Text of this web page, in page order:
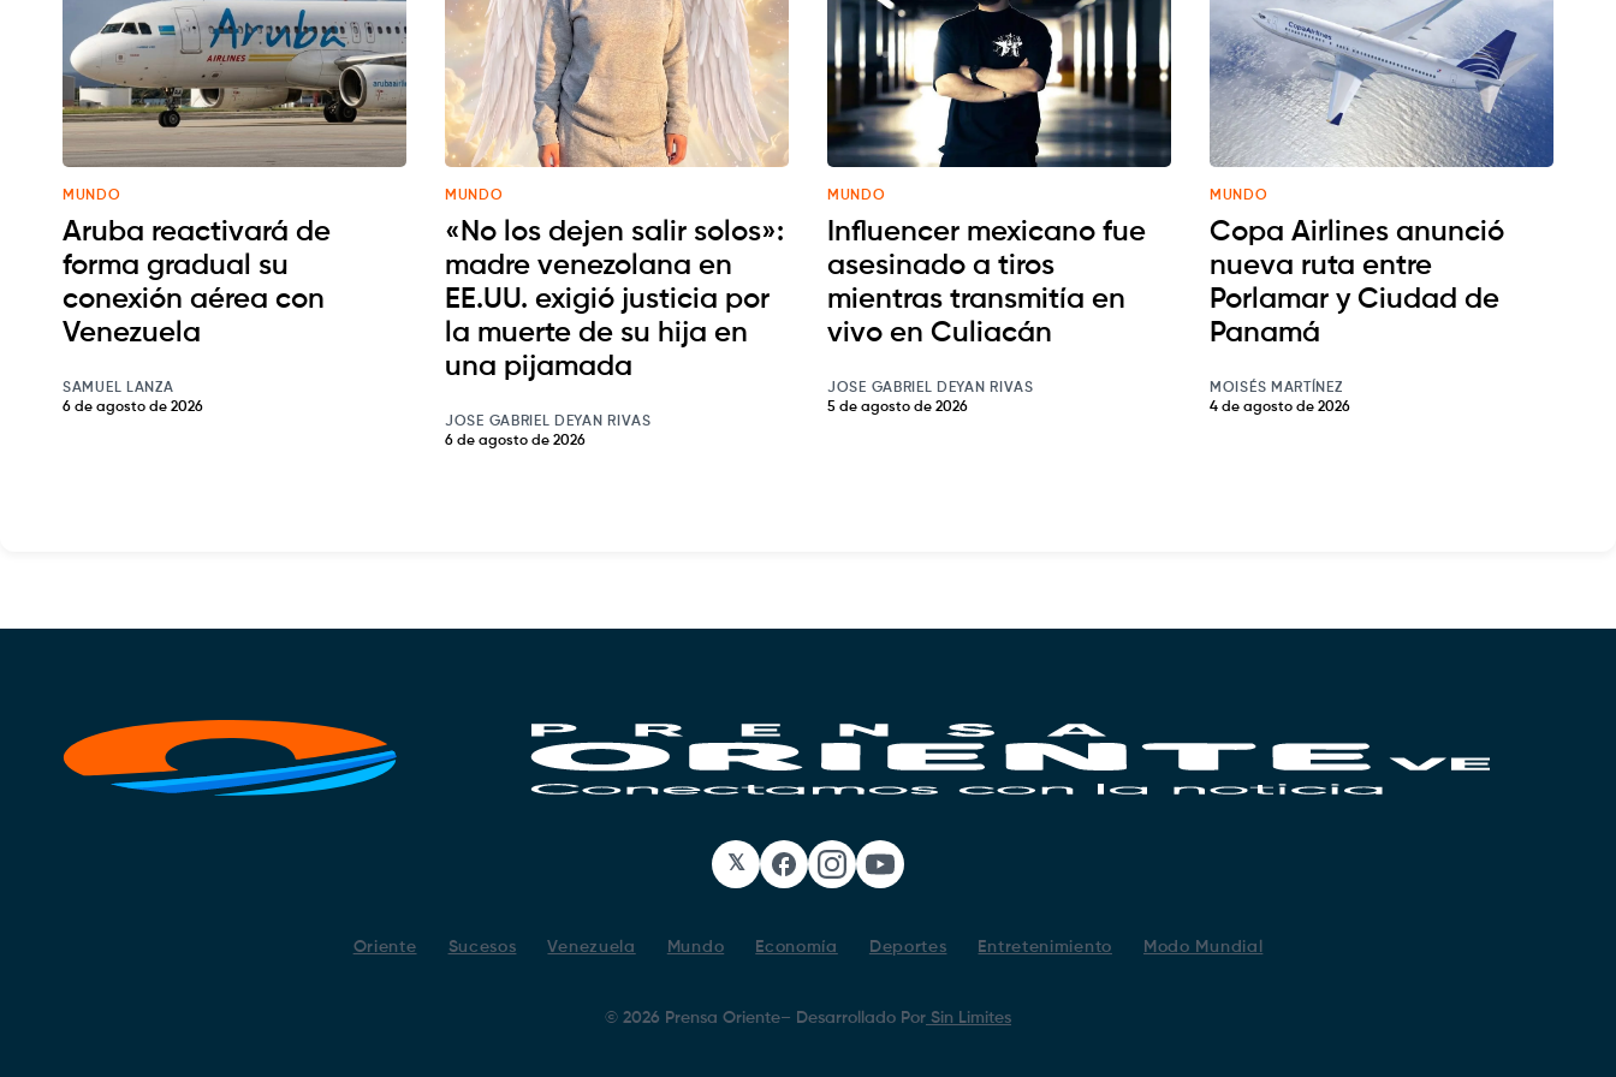
MUNDO
Aruba reactivará de
forma gradual su
conexión aérea con
Venezuela
SAMUEL LANZA
6 de agosto de 2026
MUNDO
«No los dejen salir solos»:
madre venezolana en
EE.UU. exigió justicia por
la muerte de su hija en
una pijamada
JOSE GABRIEL DEYAN RIVAS
6 de agosto de 2026
MUNDO
Influencer mexicano fue
asesinado a tiros
mientras transmitía en
vivo en Culiacán
JOSE GABRIEL DEYAN RIVAS
5 de agosto de 2026
MUNDO
Copa Airlines anunció
nueva ruta entre
Porlamar y Ciudad de
Panamá
MOISÉS MARTÍNEZ
4 de agosto de 2026
𝕏 Facebook
Instagram
YouTube
Oriente Sucesos Venezuela Mundo Economía Deportes Entretenimiento Modo Mundial
© 2026 Prensa Oriente– Desarrollado Por Sin Limites